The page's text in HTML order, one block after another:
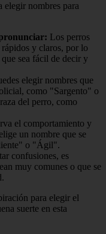
elegir nombres para
Los perros
y claros, por lo
sea fácil de decir y
elegir nombres que
como "Sargento" o
del perro, como
el comportamiento y
un nombre que se
o "Ágil".
confusiones, es
muy comunes o que se
para elegir el
suerte en esta